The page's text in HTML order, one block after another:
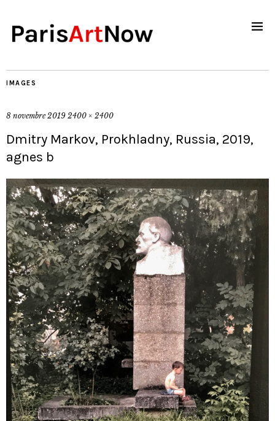
IMAGES
8 novembre 2019 2400 × 2400
Dmitry Markov, Prokhladny, Russia, 2019,
agnes b